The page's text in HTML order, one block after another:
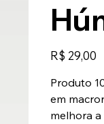
Preço
R$ 29,00
Produto
em
melhora